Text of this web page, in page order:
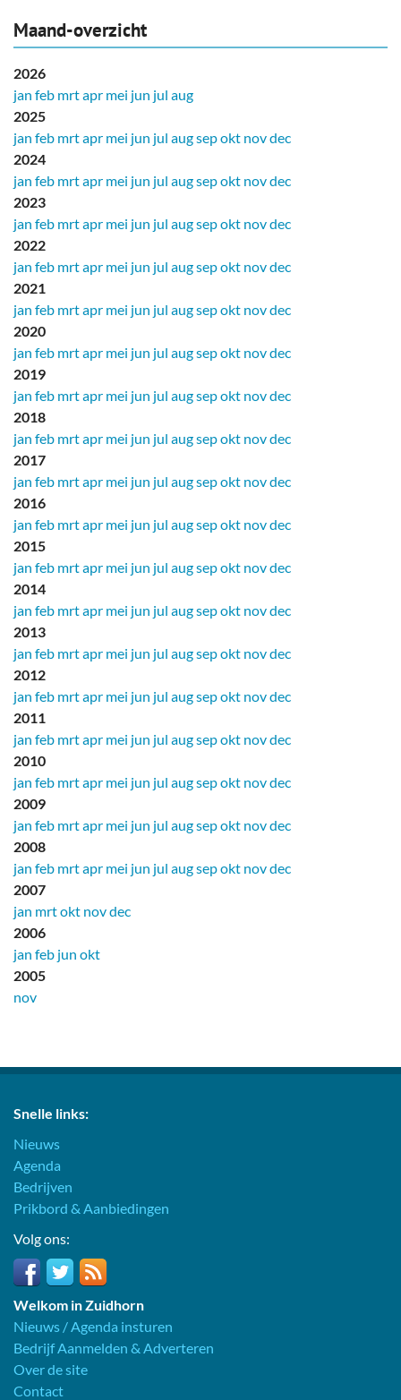
Maand-overzicht
2026
jan feb mrtapr mei jun jul aug
2025
jan feb mrtapr mei jun jul augsepokt novdec
2024
jan feb mrtapr mei jun jul augsepokt novdec
2023
jan feb mrtapr mei jun jul augsepokt novdec
2022
jan feb mrtapr mei jun jul augsepokt novdec
2021
jan feb mrtapr mei jun jul augsepokt novdec
2020
jan feb mrtapr mei jun jul augsepokt novdec
2019
jan feb mrtapr mei jun jul augsepokt novdec
2018
jan feb mrtapr mei jun jul augsepokt novdec
2017
jan feb mrtapr mei jun jul augsepokt novdec
2016
jan feb mrtapr mei jun jul augsepokt novdec
2015
jan feb mrtapr mei jun jul augsepokt novdec
2014
jan feb mrtapr mei jun jul augsepokt novdec
2013
jan feb mrtapr mei jun jul augsepokt novdec
2012
jan feb mrtapr mei jun jul augsepokt novdec
2011
jan feb mrtapr mei jun jul augsepokt novdec
2010
jan feb mrtapr mei jun jul augsepokt novdec
2009
jan feb mrtapr mei jun jul augsepokt novdec
2008
jan feb mrtapr mei jun jul augsepokt novdec
2007
jan mrtokt novdec
2006
jan feb jun okt
2005
nov
Snelle links:
Nieuws
Agenda
Bedrijven
Prikbord & Aanbiedingen
Volg ons:
Welkom in Zuidhorn
Nieuws / Agenda insturen
Bedrijf Aanmelden & Adverteren
Over de site
Contact